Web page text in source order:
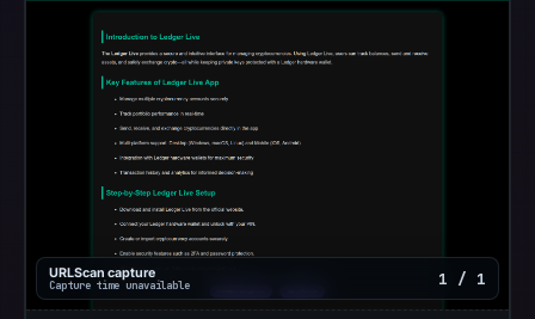
Google
Safe
recorded
no
on
Apr
URLScan capture
Capture time unavailable 1 / 1